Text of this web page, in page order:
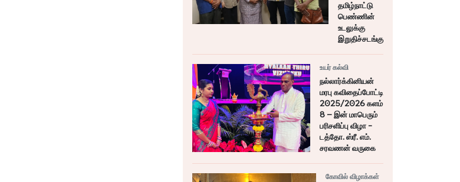
தமிழ்நாட்டு
பெண்ணின்
உடலுக்கு
இறுதிச்சடங்கு
உயர் கல்வி
நல்லார்க்கினியன்
மரபு கவிதைப்போட்டி
2025/2026 களம்
8 – இன் மாபெரும்
பரிசளிப்பு விழா -
டத்தோ. ஸ்ரீ. எம்.
சரவணன் வருகை
கோவில் விழாக்கள்